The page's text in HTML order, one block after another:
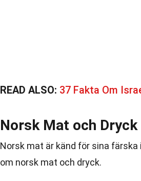
READ ALSO: 37 Fakta Om
Norsk Mat och Dryck
Norsk mat är känd för sina
om norsk mat och dryck.